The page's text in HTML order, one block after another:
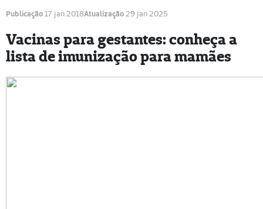
Publicação17 jan 2018Atualização29 jan 2025
Vacinas para gestantes: conheça a
lista de imunização para mamães